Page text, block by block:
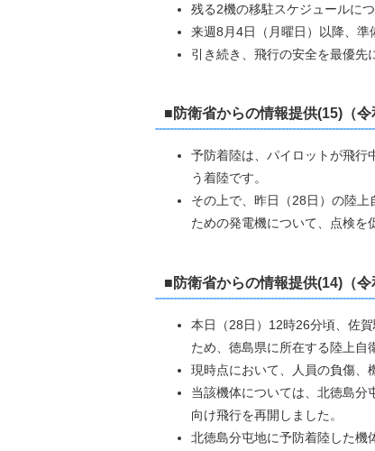
残る2機の移駐スケジュールに
来週8月4日（月曜日）以降、準
引き続き、飛行の安全を最優先
■防衛省からの情報提供(15)（令
予防着陸は、パイロットが飛行
う着陸です。
その上で、昨日（28日）の陸
ための発電機について、点検を
■防衛省からの情報提供(14)（令
本日（28日）12時26分頃、佐
ため、徳島県に所在する陸上自
現時点において、人員の負傷、
当該機体については、北徳島分
向け飛行を再開しました。
北徳島分屯地に予防着陸した機